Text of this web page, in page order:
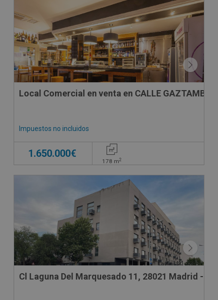
Local Comercial en venta en CALLE
Impuestos no incluidos
1.650.000€
178 m2
Cl Laguna Del Marquesado 11, 28021 Madrid -